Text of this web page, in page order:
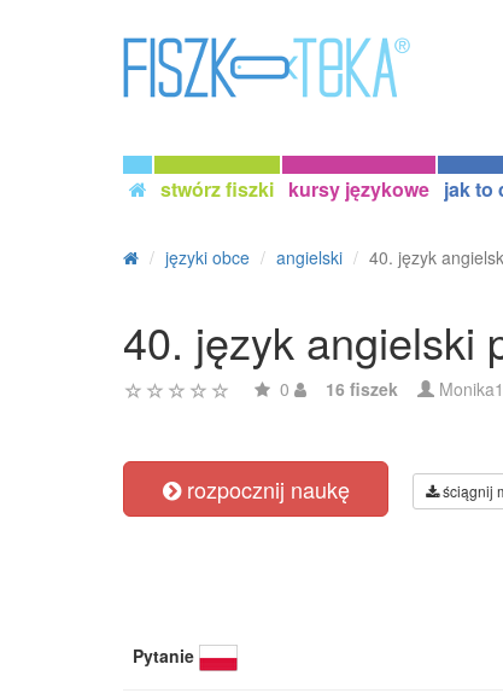
stwórz fiszki kursy językowe jak to
języki obce angielski 40. język
40. język angielski
0 16 fiszek
rozpocznij naukę ściągnij
Pytanie